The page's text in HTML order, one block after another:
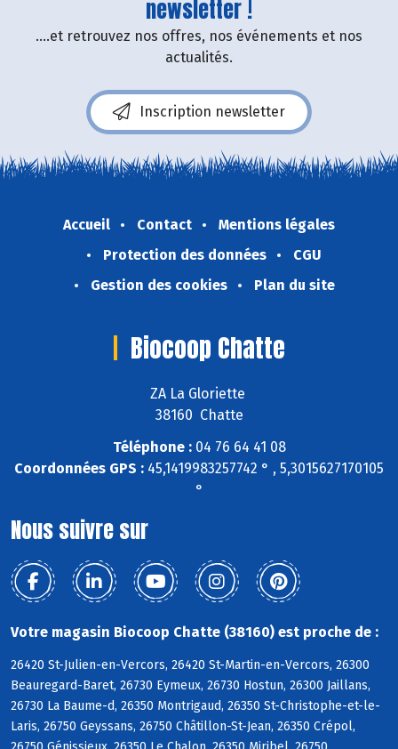
newsletter !
....et retrouvez nos offres, nos événements et nos
actualités.
Inscription newsletter
Accueil Contact
Mentions légales
Protection des données
CGU
Gestion des cookies
Plan du site
Biocoop Chatte
ZA La Gloriette
38160 Chatte
Téléphone :04 76 64 41 08
Coordonnées GPS : 45,1419983257742 ° , 5,3015627170105
°
Nous suivre sur
Votre magasin Biocoop Chatte (38160) est proche de :
26420 St-Julien-en-Vercors, 26420 St-Martin-en-Vercors, 26300
Beauregard-Baret, 26730 Eymeux, 26730 Hostun, 26300 Jaillans,
26730 La Baume-d, 26350 Montrigaud, 26350 St-Christophe-et-le-
Laris, 26750 Geyssans, 26750 Châtillon-St-Jean, 26350 Crépol,